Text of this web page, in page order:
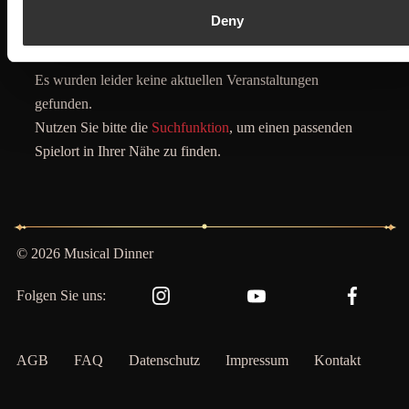
Deny
Es wurden leider keine aktuellen Veranstaltungen
gefunden.
Nutzen Sie bitte die Suchfunktion, um einen passenden
Spielort in Ihrer Nähe zu finden.
© 2026 Musical Dinner
Folgen Sie uns:
AGB FAQ Datenschutz Impressum Kontakt